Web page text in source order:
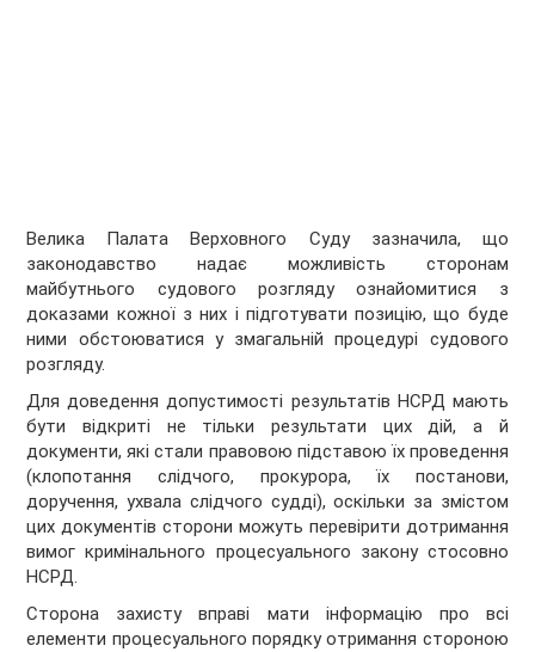
Велика Палата Верховного Суду зазначила, що
законодавство надає можливість сторонам
майбутнього судового розгляду ознайомитися з
доказами кожної з них і підготувати позицію, що буде
ними обстоюватися у змагальній процедурі судового
розгляду.
Для доведення допустимості результатів НСРД мають
бути відкриті не тільки результати цих дій, а й
документи, які стали правовою підставою їх проведення
(клопотання слідчого, прокурора, їх постанови,
доручення, ухвала слідчого судді), оскільки за змістом
цих документів сторони можуть перевірити дотримання
вимог кримінального процесуального закону стосовно
НСРД.
Сторона захисту вправі мати інформацію про всі
елементи процесуального порядку отримання стороною